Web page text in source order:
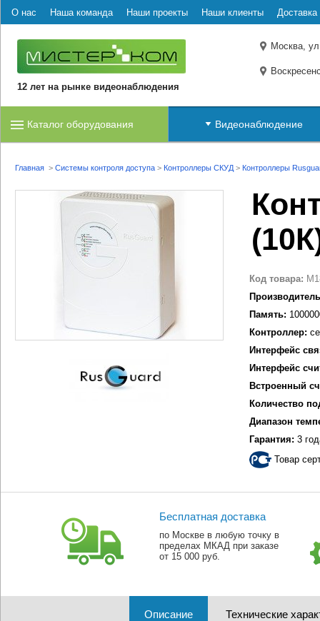
О нас Наша команда Наши проекты Наши клиенты Доставка
12 лет на рынке видеонаблюдения
Москва,
Каталог оборудования Видеонаблюдение
Главная > Системы контроля доступа > Контроллеры СКУД > Контроллеры
Код товара:
Память:
Контроллер:
Интерфейс
Интерфейс
Встроенный
Количество
Диапазон
Гарантия: 3
Товар
Бесплатная доставка
по Москве в любую точку в
пределах МКАД при заказе
от 15 000 руб.
Описание Технические